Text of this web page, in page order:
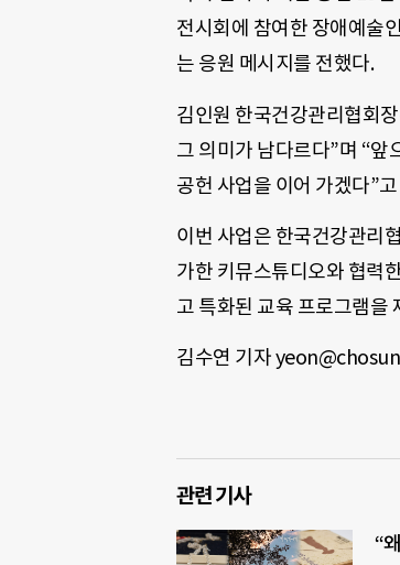
전시회에 참여한 장애예술
는 응원 메시지를 전했다.
김인원 한국건강관리협회
그 의미가 남다르다”며 “앞
공헌 사업을 이어 가겠다”
이번 사업은 한국건강관리
가한 키뮤스튜디오와 협력
고 특화된 교육 프로그램을
김수연 기자
관련 기사
“